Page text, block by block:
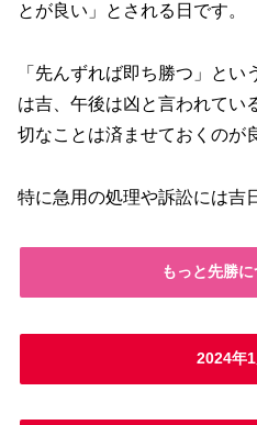
とが良い」とされる日です。
「先んずれば即ち勝つ」と
は吉、午後は凶と言われてい
切なことは済ませておくのが
特に急用の処理や訴訟には吉
もっと先勝
2024年